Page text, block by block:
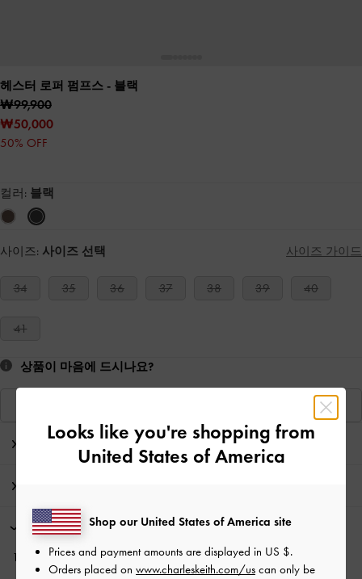
헤스터 로퍼 펌프스 - 블랙
₩99,900
₩50,000
50% OFF
컬러: 블랙
사이즈: 사이즈 선택 사이즈 가이드
34 35 36 37 38 39 40
41
상품이 마음에 드시나요?
프로모션
10% 할인*, 뉴스레터 구독과회원가입*으로 만나보세요!
Looks like you're shopping from
United States of America
Shop our United States of America site
Prices and payment amounts are displayed in US $.
Orders placed on www.charleskeith.com/us can only be